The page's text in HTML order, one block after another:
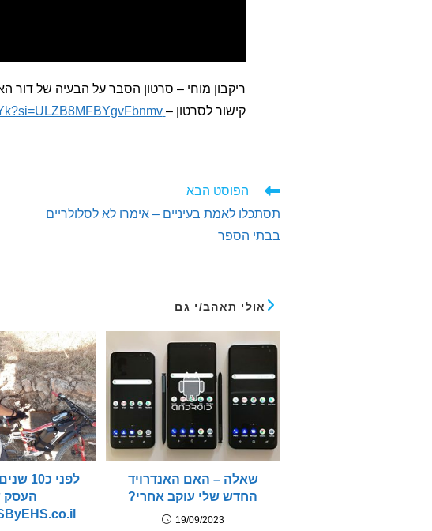
ריקבון מוחי – סרטון הסבר על הבעיה של דור
קישור לסרטון – https://youtu.be/7Od5rp1AFYk?si=ULZB8MFBYgvFbnmv
לקרוא
נוספים
הפוסט הבא
תסתכלו לאמת בעיניים – אימרו לא לסלולריים
בבתי הספר
אולי תאהב/י גם
לפני
העסק
שאלה – האם האנדרויד
החדש שלי עוקב אחרי?
19/09/2023